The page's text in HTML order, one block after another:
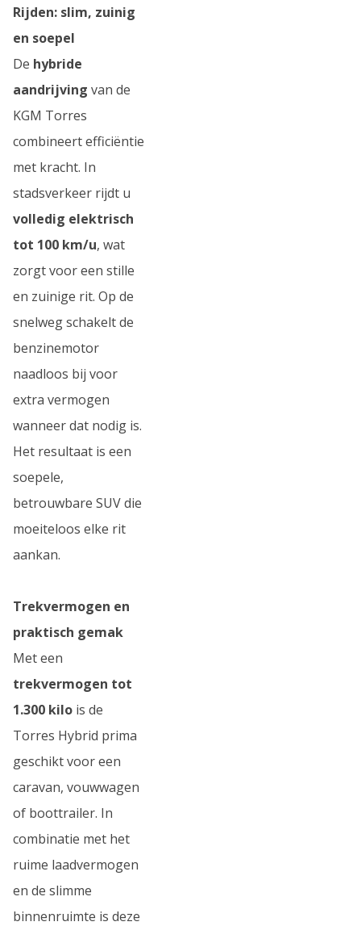
Rijden: slim, zuinig
en soepel
De hybride
aandrijving van de
KGM Torres
combineert efficiëntie
met kracht. In
stadsverkeer rijdt u
volledig elektrisch
tot 100 km/u, wat
zorgt voor een stille
en zuinige rit. Op de
snelweg schakelt de
benzinemotor
naadloos bij voor
extra vermogen
wanneer dat nodig is.
Het resultaat is een
soepele,
betrouwbare SUV die
moeiteloos elke rit
aankan.
Trekvermogen en
praktisch gemak
Met een
trekvermogen tot
1.300 kilo is de
Torres Hybrid prima
geschikt voor een
caravan, vouwwagen
of boottrailer. In
combinatie met het
ruime laadvermogen
en de slimme
binnenruimte is deze